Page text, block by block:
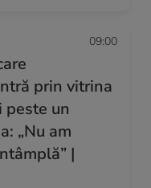
09:00
prin vitrina
peste un
„Nu am
|